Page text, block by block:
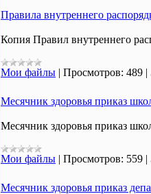
Правила внутреннего
Копия Правил внутреннего
Мои файлы | Просмотров: 489 |
Месячник здоровья приказ
Месячник здоровья приказ
Мои файлы | Просмотров: 559 |
Месячник здоровья приказ